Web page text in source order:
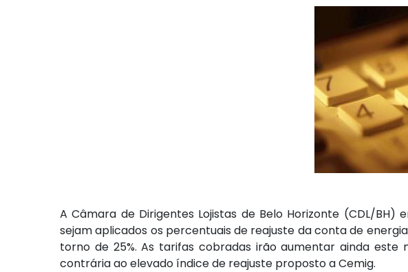
A Câmara de Dirigentes Lojistas de Belo Horizonte (CDL/
sejam aplicados os percentuais de reajuste da conta de
torno de 25%. As tarifas cobradas irão aumentar ainda
contrária ao elevado índice de reajuste proposto a Cemig.